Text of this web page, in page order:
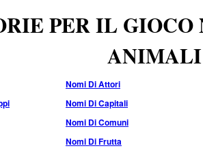
PER IL
ANIMALI
Nomi Di Attori
Nomi Di Capitali
Nomi Di Comuni
Nomi Di Frutta